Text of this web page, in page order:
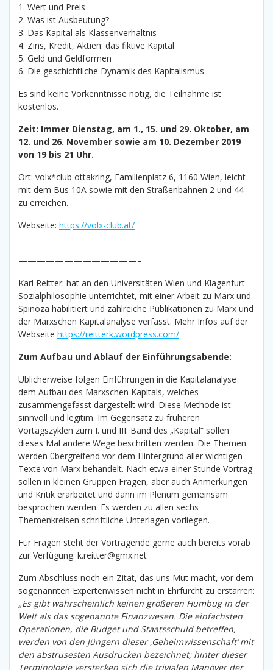
1. Wert und Preis
2. Was ist Ausbeutung?
3. Das Kapital als Klassenverhältnis
4. Zins, Kredit, Aktien: das fiktive Kapital
5. Geld und Geldformen
6. Die geschichtliche Dynamik des Kapitalismus
Es sind keine Vorkenntnisse nötig, die Teilnahme ist
kostenlos.
Zeit: Immer Dienstag, am 1., 15. und 29. Oktober, am
12. und 26. November sowie am 10. Dezember 2019
von 19 bis 21 Uhr.
Ort: volx*club ottakring, Familienplatz 6, 1160 Wien, leicht
mit dem Bus 10A sowie mit den Straßenbahnen 2 und 44
zu erreichen.
Webseite: https://volx-club.at/
—————————————————————————
—————————————–
Karl Reitter: hat an den Universitäten Wien und Klagenfurt
Sozialphilosophie unterrichtet, mit einer Arbeit zu Marx und
Spinoza habilitiert und zahlreiche Publikationen zu Marx und
der Marxschen Kapitalanalyse verfasst. Mehr Infos auf der
Webseite https://reitterk.wordpress.com/
Zum Aufbau und Ablauf der Einführungsabende:
Üblicherweise folgen Einführungen in die Kapitalanalyse
dem Aufbau des Marxschen Kapitals, welches
zusammengefasst dargestellt wird. Diese Methode ist
sinnvoll und legitim. Im Gegensatz zu früheren
Vortagszyklen zum I. und III. Band des „Kapital“ sollen
dieses Mal andere Wege beschritten werden. Die Themen
werden übergreifend vor dem Hintergrund aller wichtigen
Texte von Marx behandelt. Nach etwa einer Stunde Vortrag
sollen in kleinen Gruppen Fragen, aber auch Anmerkungen
und Kritik erarbeitet und dann im Plenum gemeinsam
besprochen werden. Es werden zu allen sechs
Themenkreisen schriftliche Unterlagen vorliegen.
Für Fragen steht der Vortragende gerne auch bereits vorab
zur Verfügung: k.reitter@gmx.net
Zum Abschluss noch ein Zitat, das uns Mut macht, vor dem
sogenannten Expertenwissen nicht in Ehrfurcht zu erstarren:
„Es gibt wahrscheinlich keinen größeren Humbug in der
Welt als das sogenannte Finanzwesen. Die einfachsten
Operationen, die Budget und Staatsschuld betreffen,
werden von den Jüngern dieser ‚Geheimwissenschaft‘ mit
den abstrusesten Ausdrücken bezeichnet; hinter dieser
Terminologie verstecken sich die trivialen Manöver der